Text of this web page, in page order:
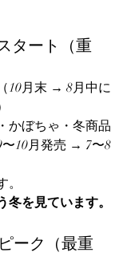
タート（重
10月末 → 8月中に
かぼちゃ・冬商品
10月発売 → 7〜8
を見ています。
ーク（最重